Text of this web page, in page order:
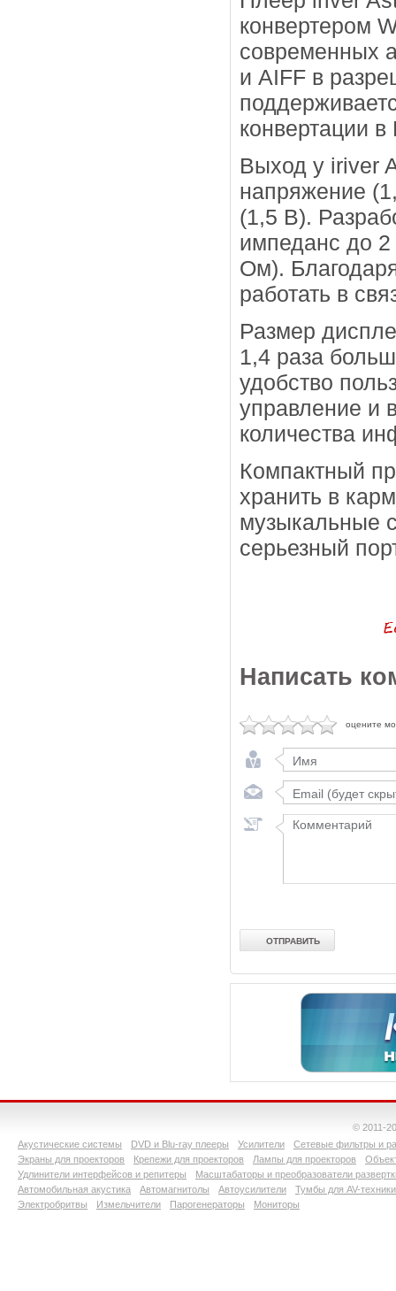
конвертером
современных
и AIFF в
конвертации
Выход у iriver
напряжение
(1,5 В).
импеданс до
Ом).
работать в
Размер
1,4 раза
удобство
управление и
количества
Компактный
хранить в
музыкальные
серьезный
Написать
оцените
© 2011-
Акустические системы
DVD и Blu-ray плееры Усилители
Сетевые фильтры и
Экраны для проекторов
Крепежи для проекторов Лампы для проекторов
Удлинители интерфейсов и репитеры
Масштабаторы и преобразователи
Автомобильная акустика
Автомагнитолы Автоусилители
Тумбы для AV-техники
Электробритвы
Измельчители Парогенераторы Мониторы